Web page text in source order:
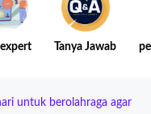
Tanya Jawab
untuk berolahraga agar